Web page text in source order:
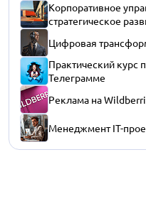
Корпоративное
стратегическое
Цифровая
Практический курс
Телеграмме
Реклама на
Менеджмент IT-